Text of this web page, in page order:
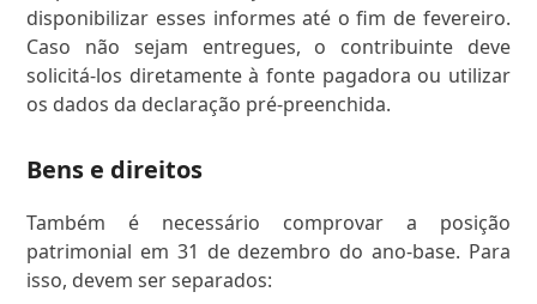
disponibilizar esses informes até o fim de fevereiro.
Caso não sejam entregues, o contribuinte deve
solicitá-los diretamente à fonte pagadora ou utilizar
os dados da declaração pré-preenchida.
Bens e direitos
Também é necessário comprovar a posição
patrimonial em 31 de dezembro do ano-base. Para
isso, devem ser separados: